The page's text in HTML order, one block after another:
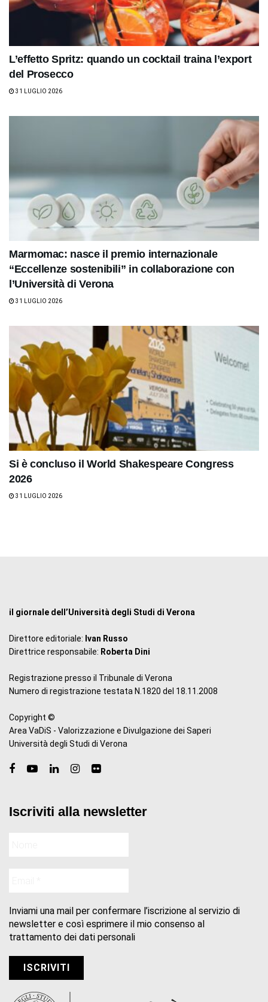
L’effetto Spritz: quando un cocktail traina l’export
del Prosecco
31 LUGLIO 2026
Marmomac: nasce il premio internazionale
“Eccellenze sostenibili” in collaborazione con
l’Università di Verona
31 LUGLIO 2026
Si è concluso il World Shakespeare Congress
2026
31 LUGLIO 2026
il giornale dell’Università degli Studi di Verona
Direttore editoriale: Ivan Russo
Direttrice responsabile: Roberta Dini
Registrazione presso il Tribunale di Verona
Numero di registrazione testata N.1820 del 18.11.2008
Copyright ©
Area VaDiS - Valorizzazione e Divulgazione dei Saperi
Università degli Studi di Verona
Iscriviti alla newsletter
Inviami una mail per confermare l’iscrizione al servizio di
newsletter e così esprimere il mio consenso al
trattamento dei dati personali